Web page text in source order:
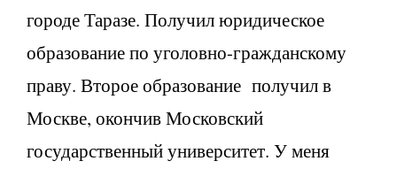
городе Таразе. Получил юридическое
образование по уголовно-гражданскому
праву. Второе образование получил в
Москве, окончив Московский
государственный университет. У меня